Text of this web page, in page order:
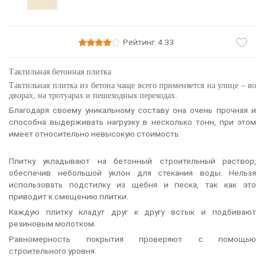
Рейтинг: 4.33
Тактильная бетонная плитка
Тактильная плитка из бетона чаще всего применяется на улице – во
дворах, на тротуарах и пешеходных переходах.
Благодаря своему уникальному составу она очень прочная и
способна выдерживать нагрузку в несколько тонн, при этом
имеет относительно невысокую стоимость.
Плитку укладывают на бетонный строительный раствор,
обеспечив небольшой уклон для стекания воды. Нельзя
использовать подстилку из щебня и песка, так как это
приводит к смещению плитки.
Каждую плитку кладут друг к другу встык и подбивают
резиновым молотком.
Равномерность покрытия проверяют с помощью
строительного уровня.